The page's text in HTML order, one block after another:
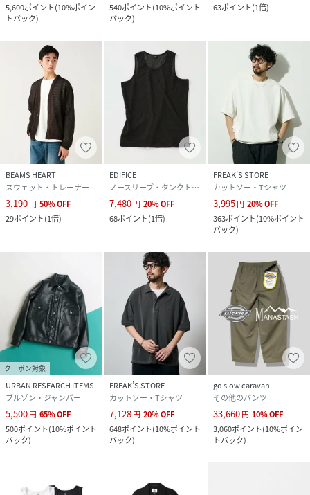
5,600ポイント(10%ポイン
トバック)
540ポイント(10%ポイント
バック)
63ポイント(1倍)
BEAMS HEART
スウェット・トレーナー
3,190円 50%OFF
29ポイント(1倍)
EDIFICE
ノースリーブ・タンクトップ
7,480円 20%OFF
68ポイント(1倍)
FREAK’S STORE
カットソー・Tシャツ
3,995円 20%OFF
363ポイント(10%ポイント
バック)
クーポン対象
URBAN RESEARCH ITEMS
ブルゾン・ジャンパー
5,500円 65%OFF
500ポイント(10%ポイント
バック)
FREAK’S STORE
カットソー・Tシャツ
7,128円 20%OFF
648ポイント(10%ポイント
バック)
go slow caravan
その他のパンツ
33,660円 10%OFF
3,060ポイント(10%ポイン
トバック)